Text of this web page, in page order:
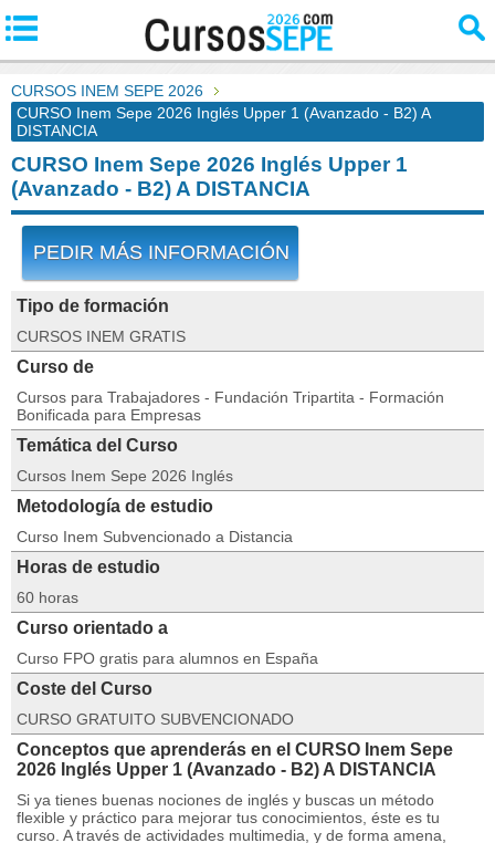
CURSOS INEM SEPE 2026
CURSO Inem Sepe 2026 Inglés Upper 1 (Avanzado - B2) A
DISTANCIA
CURSO Inem Sepe 2026 Inglés Upper 1
(Avanzado - B2) A DISTANCIA
PEDIR MÁS INFORMACIÓN
Tipo de formación
CURSOS INEM GRATIS
Curso de
Cursos para Trabajadores - Fundación Tripartita - Formación
Bonificada para Empresas
Temática del Curso
Cursos Inem Sepe 2026 Inglés
Metodología de estudio
Curso Inem Subvencionado a Distancia
Horas de estudio
60 horas
Curso orientado a
Curso FPO gratis para alumnos en España
Coste del Curso
CURSO GRATUITO SUBVENCIONADO
Conceptos que aprenderás en el CURSO Inem Sepe
2026 Inglés Upper 1 (Avanzado - B2) A DISTANCIA
Si ya tienes buenas nociones de inglés y buscas un método
flexible y práctico para mejorar tus conocimientos, éste es tu
curso. A través de actividades multimedia, y de forma amena,